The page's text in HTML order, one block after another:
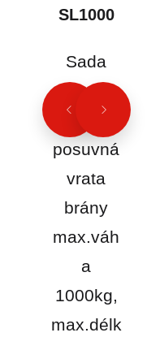
SL1000
Sada
pohonu
posuvná
vrata
brány
max.váh
a
1000kg,
max.délk